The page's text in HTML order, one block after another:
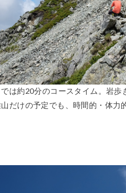
は約20分のコースタイム。岩
だけの予定でも、時間的・体